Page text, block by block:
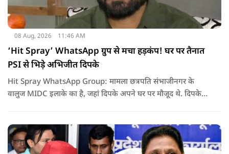
08 Aug, 2026 11:46 AM
‘Hit Spray’ WhatsApp ग्रुप से मचा हड़कंप! घर पर तैनात
PSI से भिड़े अभिजीत दिपके
Hit Spray WhatsApp Group: मामला छत्रपति संभाजीनगर के
वालुज MIDC इलाके का है, जहां दिपके अपने घर पर मौजूद थे. दिपके
को लेकर दिपके की पुलिस अधिकारी से तीखी बहस हो गई.